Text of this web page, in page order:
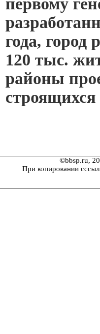
первому
года, город
120 тыс.
районы
строящихся
©bbsp.ru,
При копировании